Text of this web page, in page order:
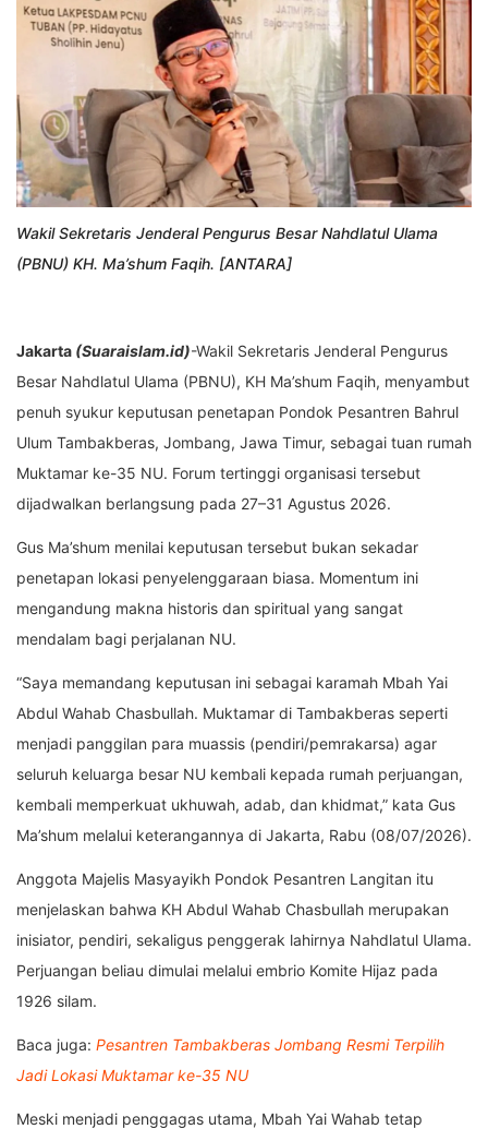
Wakil Sekretaris Jenderal Pengurus Besar Nahdlatul Ulama
(PBNU) KH. Ma’shum Faqih. [ANTARA]
Jakarta (Suaraislam.id)-Wakil Sekretaris Jenderal Pengurus
Besar Nahdlatul Ulama (PBNU), KH Ma’shum Faqih, menyambut
penuh syukur keputusan penetapan Pondok Pesantren Bahrul
Ulum Tambakberas, Jombang, Jawa Timur, sebagai tuan rumah
Muktamar ke-35 NU. Forum tertinggi organisasi tersebut
dijadwalkan berlangsung pada 27–31 Agustus 2026.
Gus Ma’shum menilai keputusan tersebut bukan sekadar
penetapan lokasi penyelenggaraan biasa. Momentum ini
mengandung makna historis dan spiritual yang sangat
mendalam bagi perjalanan NU.
“Saya memandang keputusan ini sebagai karamah Mbah Yai
Abdul Wahab Chasbullah. Muktamar di Tambakberas seperti
menjadi panggilan para muassis (pendiri/pemrakarsa) agar
seluruh keluarga besar NU kembali kepada rumah perjuangan,
kembali memperkuat ukhuwah, adab, dan khidmat,” kata Gus
Ma’shum melalui keterangannya di Jakarta, Rabu (08/07/2026).
Anggota Majelis Masyayikh Pondok Pesantren Langitan itu
menjelaskan bahwa KH Abdul Wahab Chasbullah merupakan
inisiator, pendiri, sekaligus penggerak lahirnya Nahdlatul Ulama.
Perjuangan beliau dimulai melalui embrio Komite Hijaz pada
1926 silam.
Baca juga: Pesantren Tambakberas Jombang Resmi Terpilih
Jadi Lokasi Muktamar ke-35 NU
Meski menjadi penggagas utama, Mbah Yai Wahab tetap